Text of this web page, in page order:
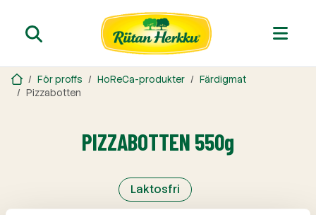
För proffs HoReCa-produkter
Färdigmat
Pizzabotten
PIZZABOTTEN 550g
Laktosfri